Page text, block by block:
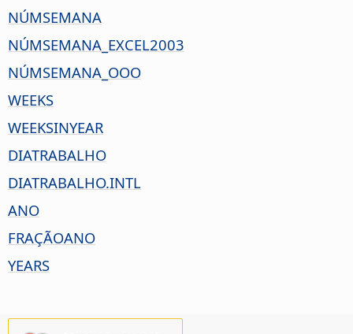
NÚMSEMANA
NÚMSEMANA_EXCEL2003
NÚMSEMANA_OOO
WEEKS
WEEKSINYEAR
DIATRABALHO
DIATRABALHO.INTL
ANO
FRAÇÃOANO
YEARS